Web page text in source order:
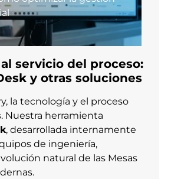
servicio del proceso:
y otras soluciones
la tecnología y el proceso
Nuestra herramienta
, desarrollada internamente
de ingeniería,
natural de las Mesas